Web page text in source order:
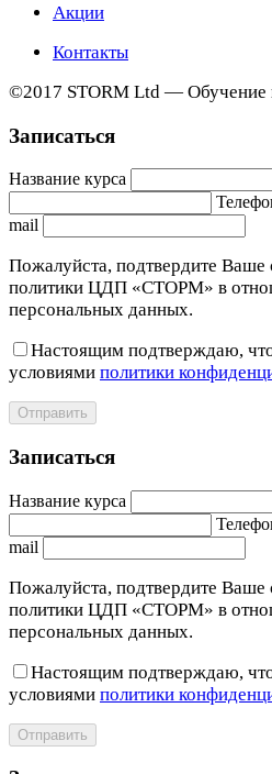
Акции
Контакты
©2017 STORM Ltd —
Записаться
Название курса
mail
Пожалуйста, подтвердите Ваше
политики ЦДП «СТОРМ» в
персональных данных.
Настоящим подтверждаю,
условиями политики
Отправить
Записаться
Название курса
mail
Пожалуйста, подтвердите Ваше
политики ЦДП «СТОРМ» в
персональных данных.
Настоящим подтверждаю,
условиями политики
Отправить